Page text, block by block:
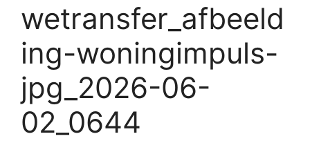
wetransfer_afbeeld
ing-woningimpuls-
jpg_2026-06-
02_0644